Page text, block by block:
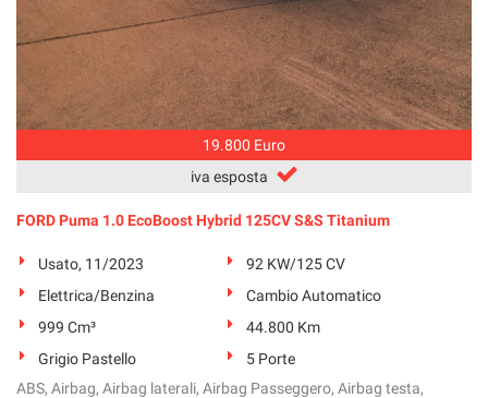
19.800 Euro
iva esposta
FORD Puma 1.0 EcoBoost Hybrid 125CV S&S Titanium
Usato, 11/2023
92 KW/125 CV
Elettrica/Benzina
Cambio Automatico
999 Cm³
44.800 Km
Grigio Pastello
5 Porte
ABS, Airbag, Airbag laterali, Airbag Passeggero, Airbag testa,